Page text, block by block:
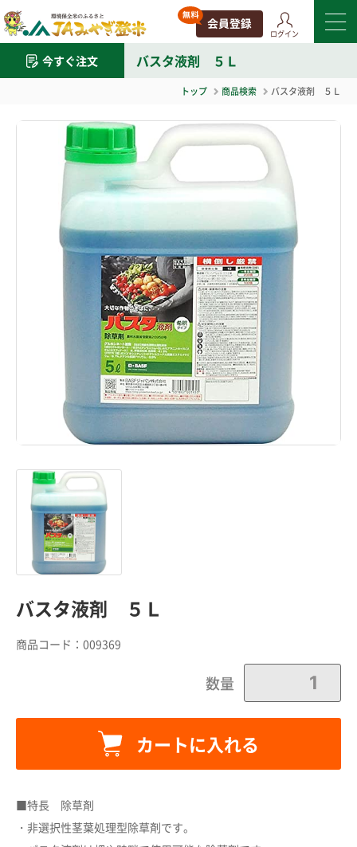
ログイン
今すぐ注文 バスタ液剤 ５Ｌ
トップ 商品検索 バスタ液剤 ５Ｌ
バスタ液剤 ５Ｌ
商品コード： 009369
数量
カートに入れる
■特長 除草剤
・非選択性茎葉処理型除草剤です。